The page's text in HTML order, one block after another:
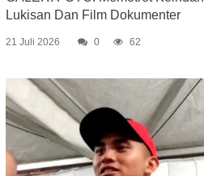
Lukisan Dan Film Dokumenter
21 Juli 2026 0 62